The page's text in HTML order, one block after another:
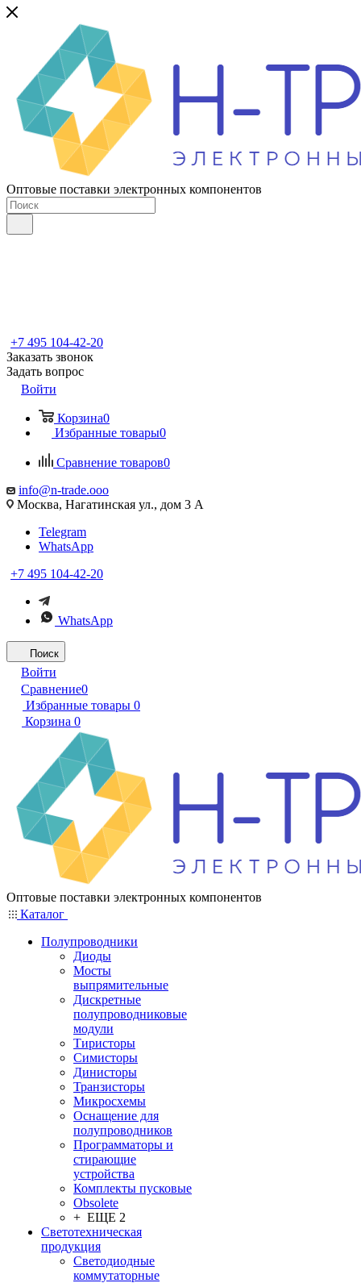
Оптовые поставки электронных компонентов
+7 495 104-42-20
Заказать звонок
Задать вопрос
Войти
Корзина0
Избранные товары0
Сравнение товаров0
info@n-trade.ooo
Москва, Нагатинская ул., дом 3 А
Telegram
WhatsApp
+7 495 104-42-20
WhatsApp
Поиск
Войти
Сравнение0
Избранные товары 0
Корзина 0
Оптовые поставки электронных компонентов
Каталог
Полупроводники
Диоды
Мосты
выпрямительные
Дискретные
полупроводниковые
модули
Тиристоры
Симисторы
Динисторы
Транзисторы
Микросхемы
Оснащение для
полупроводников
Программаторы и
стирающие
устройства
Комплекты пусковые
Obsolete
+ ЕЩЕ 2
Светотехническая
продукция
Светодиодные
коммутаторные